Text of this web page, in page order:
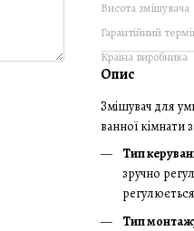
Висота змішувача
Гарантійний
Країна виробника
Опис
Змішувач для
ванної кімнати
Тип
зручно
Тип